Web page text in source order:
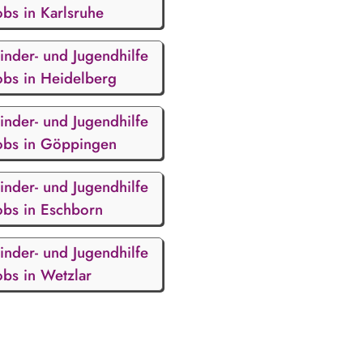
in Karlsruhe
und Jugendhilfe
in Heidelberg
und Jugendhilfe
in Göppingen
und Jugendhilfe
in Eschborn
und Jugendhilfe
in Wetzlar